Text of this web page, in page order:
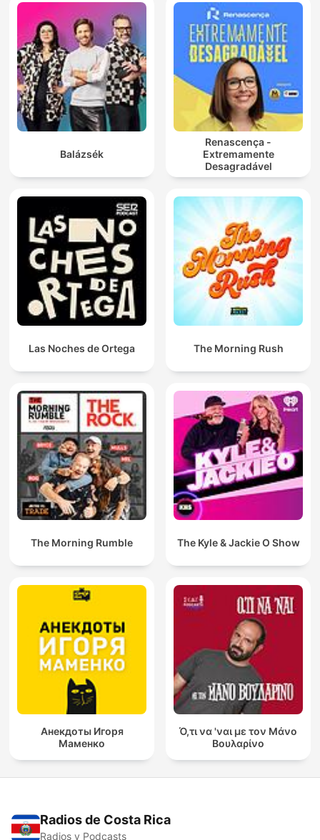
Balázsék
Renascença -
Extremamente
Desagradável
Las Noches de Ortega The Morning Rush
The Morning Rumble The Kyle & Jackie O Show
Анекдоты Игоря
Маменко
Ό,τι να 'ναι με τον Μάνο
Βουλαρίνο
Radios de Costa Rica
Radios y Podcasts